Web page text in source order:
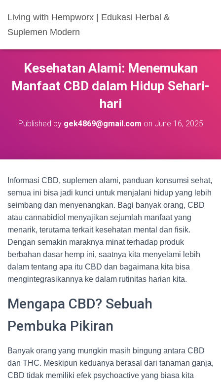
Living with Hempworx | Edukasi Herbal &
Suplemen Modern
Kesehatan Alami: Menemukan
Manfaat CBD dalam Hidup Sehari-
hari
Published by gek4869@gmail.com on June 16, 2025
Informasi CBD, suplemen alami, panduan konsumsi sehat,
semua ini bisa jadi kunci untuk menjalani hidup yang lebih
seimbang dan menyenangkan. Bagi banyak orang, CBD
atau cannabidiol menyajikan sejumlah manfaat yang
menarik, terutama terkait kesehatan mental dan fisik.
Dengan semakin maraknya minat terhadap produk
berbahan dasar hemp ini, saatnya kita menyelami lebih
dalam tentang apa itu CBD dan bagaimana kita bisa
mengintegrasikannya ke dalam rutinitas harian kita.
Mengapa CBD? Sebuah
Pembuka Pikiran
Banyak orang yang mungkin masih bingung antara CBD
dan THC. Meskipun keduanya berasal dari tanaman ganja,
CBD tidak memiliki efek psychoactive yang biasa kita